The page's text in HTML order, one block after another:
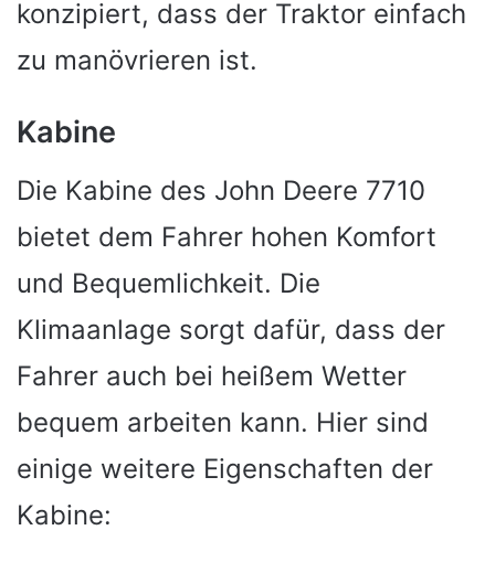
konzipiert, dass der Traktor einfach
zu manövrieren ist.
Kabine
Die Kabine des John Deere 7710
bietet dem Fahrer hohen Komfort
und Bequemlichkeit. Die
Klimaanlage sorgt dafür, dass der
Fahrer auch bei heißem Wetter
bequem arbeiten kann. Hier sind
einige weitere Eigenschaften der
Kabine: